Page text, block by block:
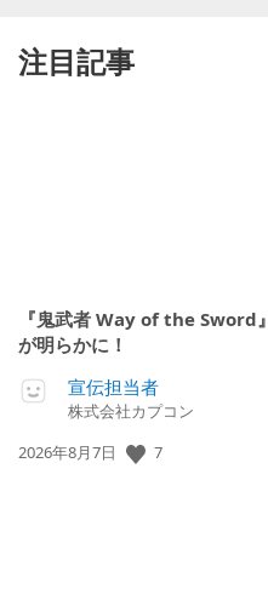
注目記事
『鬼武者 Way of the Sword
が明らかに！
宣伝担当者
株式会社カプコン
公
2026年8月7日 7